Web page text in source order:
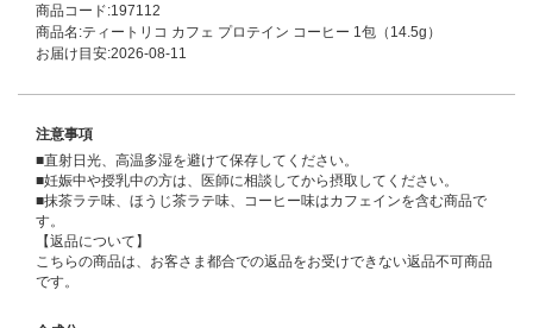
商品コード:197112
商品名:ティートリコ カフェ プロテイン コーヒー 1包（14.5g）
お届け目安:2026-08-11
注意事項
■直射日光、高温多湿を避けて保存してください。
■妊娠中や授乳中の方は、医師に相談してから摂取してください。
■抹茶ラテ味、ほうじ茶ラテ味、コーヒー味はカフェインを含む商品で
す。
【返品について】
こちらの商品は、お客さま都合での返品をお受けできない返品不可商品
です。